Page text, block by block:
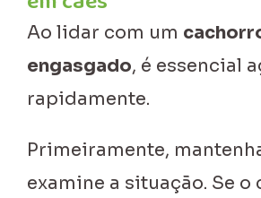
Ao lidar com um
engasgado, é essencial
rapidamente.
Primeiramente,
examine a situação. Se o